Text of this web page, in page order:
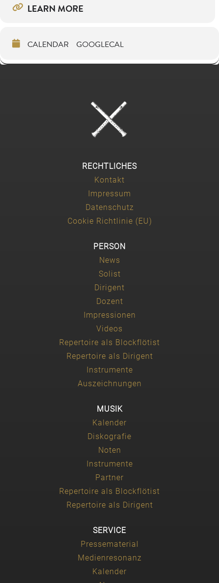
LEARN MORE
CALENDAR GOOGLECAL
RECHTLICHES
Kontakt
Impressum
Datenschutz
Cookie Richtlinie (EU)
PERSON
News
Solist
Dirigent
Dozent
Impressionen
Videos
Repertoire als Blockflötist
Repertoire als Dirigent
Instrumente
Auszeichnungen
MUSIK
Kalender
Diskografie
Noten
Instrumente
Partner
Repertoire als Blockflötist
Repertoire als Dirigent
SERVICE
Pressematerial
Medienresonanz
Kalender